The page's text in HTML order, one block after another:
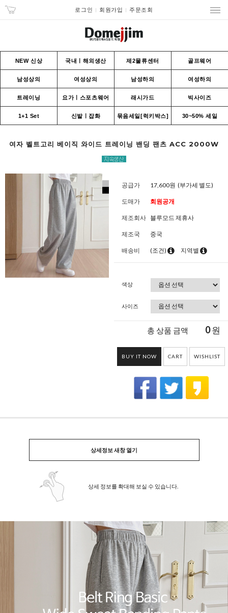
로그인 회원가입 주문조회
NEW 신상 국내ㅣ해외생산 제2물류센터 골프웨어
남성상의 여성상의 남성하의 여성하의
트레이닝 요가ㅣ스포츠웨어 래시가드 빅사이즈
1+1 Set 신발ㅣ잡화 묶음세일[럭키박스] 30~50% 세일
여자 벨트고리 베이직 와이드 트레이닝 밴딩 팬츠 ACC 2000W
공급가 17,600원 (부가세 별도)
도매가 회원공개
제조회사 블루모드 제휴사
제조국 중국
배송비 (조건) 지역별
색상
사이즈
총 상품 금액 0원
BUY IT NOW CART WISHLIST
상세정보 새창 열기
상세 정보를 확대해 보실 수 있습니다.